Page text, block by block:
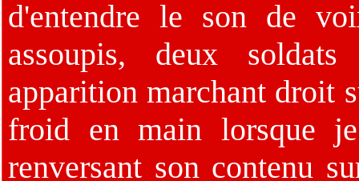
d'entendre le son de
assoupis, deux
apparition marchant droit
froid en main lorsque
renversant son contenu